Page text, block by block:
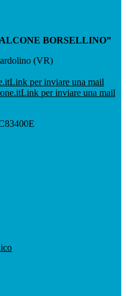
BORSELLINO”
(VR)
Link per inviare una mail
Link per inviare una mail